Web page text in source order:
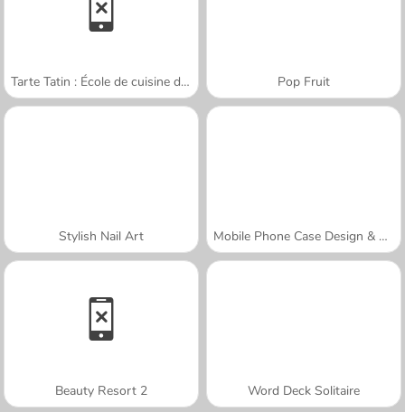
Tarte Tatin : École de cuisine de Sara Pop Fruit
Stylish Nail Art Mobile Phone Case Design & DIY
Beauty Resort 2 Word Deck Solitaire